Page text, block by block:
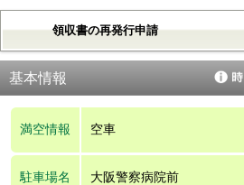
領収書の再発行申請
基本情報
満空情報 空車
駐車場名 大阪警察病院前